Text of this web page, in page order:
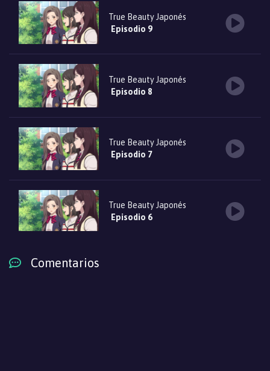
True Beauty Japonés
Episodio 9
True Beauty Japonés
Episodio 8
True Beauty Japonés
Episodio 7
True Beauty Japonés
Episodio 6
Comentarios